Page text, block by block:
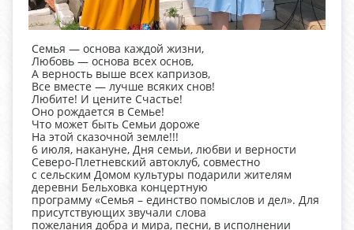
Семья — основа каждой жизни,
Любовь — основа всех основ,
А верность выше всех капризов,
Все вместе — лучше всяких снов!
Любите! И цените Счастье!
Оно рождается в Семье!
Что может быть Семьи дороже
На этой сказочной земле!!!
6 июля, накануне, Дня семьи, любви и верности
Северо-Плетневский автоклуб, совместно
с сельским Домом культуры подарили жителям
деревни Бельховка концертную
программу «Семья – единство помыслов и дел». Для
присутствующих звучали слова
пожелания добра и мира, песни, в исполнении